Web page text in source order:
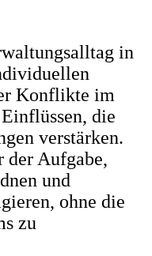
in
Konflikte im
die
verstärken.
der Aufgabe,
und
ohne die
zu